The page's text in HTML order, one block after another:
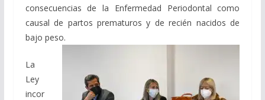
consecuencias de la Enfermedad Periodontal como
causal de partos prematuros y de recién nacidos de
bajo peso.
La
Ley
incor